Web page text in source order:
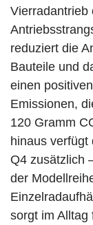
Vierradantrieb
reduziert die
Bauteile und
einen
Emissionen,
120 Gramm
hinaus verfügt
Q4 zusätzlich
der
sorgt im Alltag